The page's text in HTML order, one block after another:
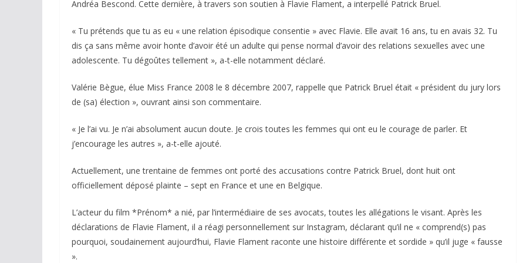
Andréa Bescond. Cette dernière, à travers son soutien à Flavie Flament, a interpellé Patrick Bruel.
« Tu prétends que tu as eu « une relation épisodique consentie » avec Flavie. Elle avait 16 ans, tu en avais 32. Tu
dis ça sans même avoir honte d’avoir été un adulte qui pense normal d’avoir des relations sexuelles avec une
adolescente. Tu dégoûtes tellement », a-t-elle notamment déclaré.
Valérie Bègue, élue Miss France 2008 le 8 décembre 2007, rappelle que Patrick Bruel était « président du jury lors
de (sa) élection », ouvrant ainsi son commentaire.
« Je l’ai vu. Je n’ai absolument aucun doute. Je crois toutes les femmes qui ont eu le courage de parler. Et
j’encourage les autres », a-t-elle ajouté.
Actuellement, une trentaine de femmes ont porté des accusations contre Patrick Bruel, dont huit ont
officiellement déposé plainte – sept en France et une en Belgique.
L’acteur du film *Prénom* a nié, par l’intermédiaire de ses avocats, toutes les allégations le visant. Après les
déclarations de Flavie Flament, il a réagi personnellement sur Instagram, déclarant qu’il ne « comprend(s) pas
pourquoi, soudainement aujourd’hui, Flavie Flament raconte une histoire différente et sordide » qu’il juge « fausse
».